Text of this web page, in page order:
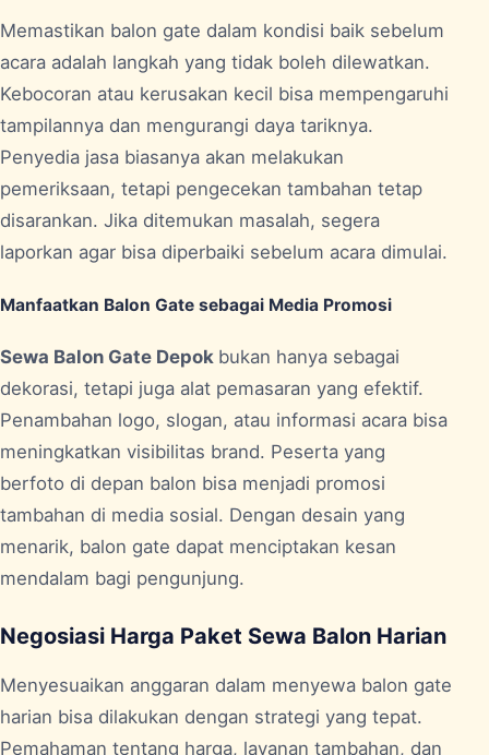
Memastikan balon gate dalam kondisi baik sebelum
acara adalah langkah yang tidak boleh dilewatkan.
Kebocoran atau kerusakan kecil bisa mempengaruhi
tampilannya dan mengurangi daya tariknya.
Penyedia jasa biasanya akan melakukan
pemeriksaan, tetapi pengecekan tambahan tetap
disarankan. Jika ditemukan masalah, segera
laporkan agar bisa diperbaiki sebelum acara dimulai.
Manfaatkan Balon Gate sebagai Media Promosi
Sewa Balon Gate Depok bukan hanya sebagai
dekorasi, tetapi juga alat pemasaran yang efektif.
Penambahan logo, slogan, atau informasi acara bisa
meningkatkan visibilitas brand. Peserta yang
berfoto di depan balon bisa menjadi promosi
tambahan di media sosial. Dengan desain yang
menarik, balon gate dapat menciptakan kesan
mendalam bagi pengunjung.
Negosiasi Harga Paket Sewa Balon Harian
Menyesuaikan anggaran dalam menyewa balon gate
harian bisa dilakukan dengan strategi yang tepat.
Pemahaman tentang harga, layanan tambahan, dan